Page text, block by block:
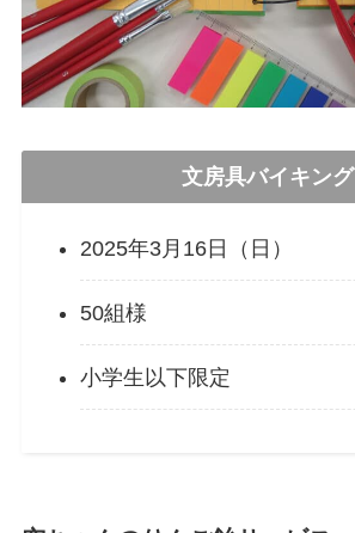
文房具バイキング
2025年3月16日（日）
50組様
小学生以下限定